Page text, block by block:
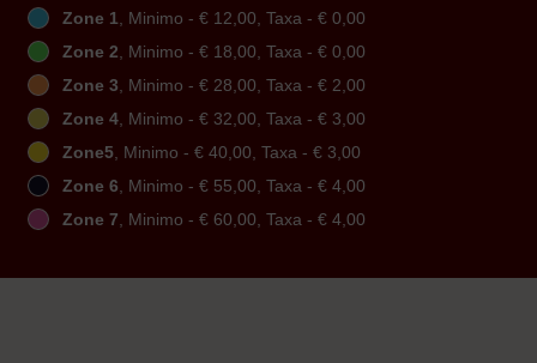
Zone 1, Minimo - € 12,00, Taxa - € 0,00
Zone 2, Minimo - € 18,00, Taxa - € 0,00
Zone 3, Minimo - € 28,00, Taxa - € 2,00
Zone 4, Minimo - € 32,00, Taxa - € 3,00
Zone5, Minimo - € 40,00, Taxa - € 3,00
Zone 6, Minimo - € 55,00, Taxa - € 4,00
Zone 7, Minimo - € 60,00, Taxa - € 4,00